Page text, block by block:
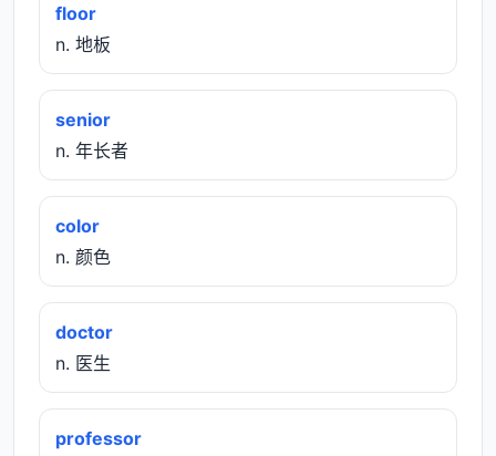
floor
n. 地板
senior
n. 年长者
color
n. 颜色
doctor
n. 医生
professor